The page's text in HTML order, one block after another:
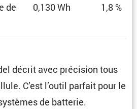
de
0,130 Wh 1,8 %
décrit avec préci­sion tous
C’est l’outil parfait pour le
de batterie.